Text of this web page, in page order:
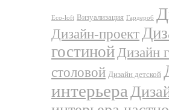
Eco-loft Визуализация Гардероб
Дизайн-проект
гостинойДизайн
столовой Дизайн детской
интерьера